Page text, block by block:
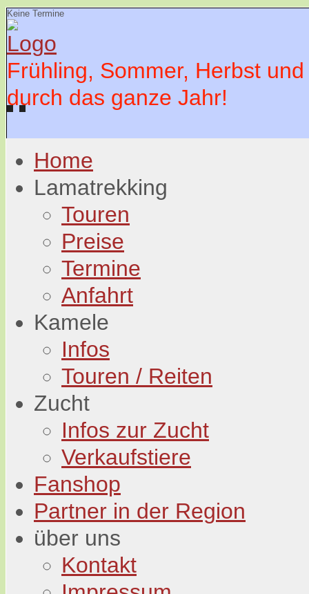
Keine Termine
Frühling, Sommer, Herbst
durch das ganze Jahr!
Home
Lamatrekking
Touren
Preise
Termine
Anfahrt
Kamele
Infos
Touren / Reiten
Zucht
Infos zur Zucht
Verkaufstiere
Fanshop
Partner in der Region
über uns
Kontakt